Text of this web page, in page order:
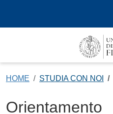
HOME STUDIA CON NOI
Orientamento